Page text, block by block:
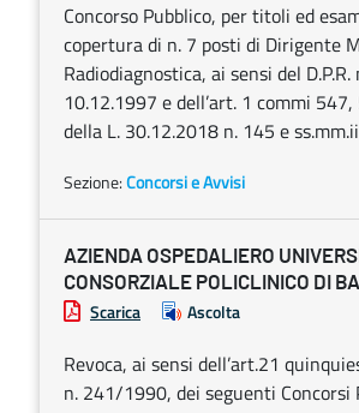
Concorso Pubblico, per titoli ed
copertura di n. 7 posti di Dirigente
Radiodiagnostica, ai sensi del
10.12.1997 e dell’art. 1 commi
della L. 30.12.2018 n. 145 e
Sezione:Concorsi e Avvisi
AZIENDA OSPEDALIERO
CONSORZIALE POLICLINICO DI
Scarica Ascolta
Revoca, ai sensi dell’art.21
n. 241/1990, dei seguenti Concorsi